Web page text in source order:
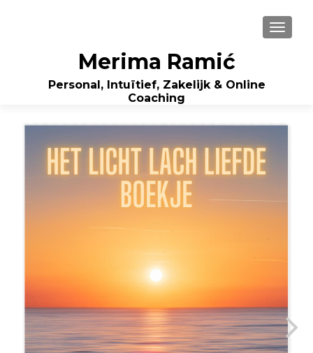
Merima Ramić
Personal, Intuïtief, Zakelijk & Online
Coaching